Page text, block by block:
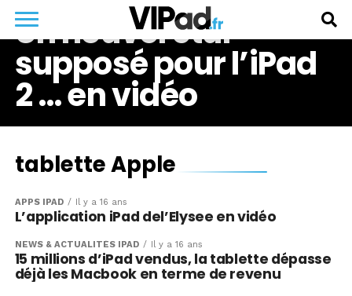
Un nouvel étui
supposé pour l’iPad
2 … en vidéo
tablette Apple
APPS IPAD Il y a 16 ans
L’application iPad del’Elysee en vidéo
NEWS & ACTUALITÉS IPAD Il y a 16 ans
15 millions d’iPad vendus, la tablette dépasse
déjà les Macbook en terme de revenu